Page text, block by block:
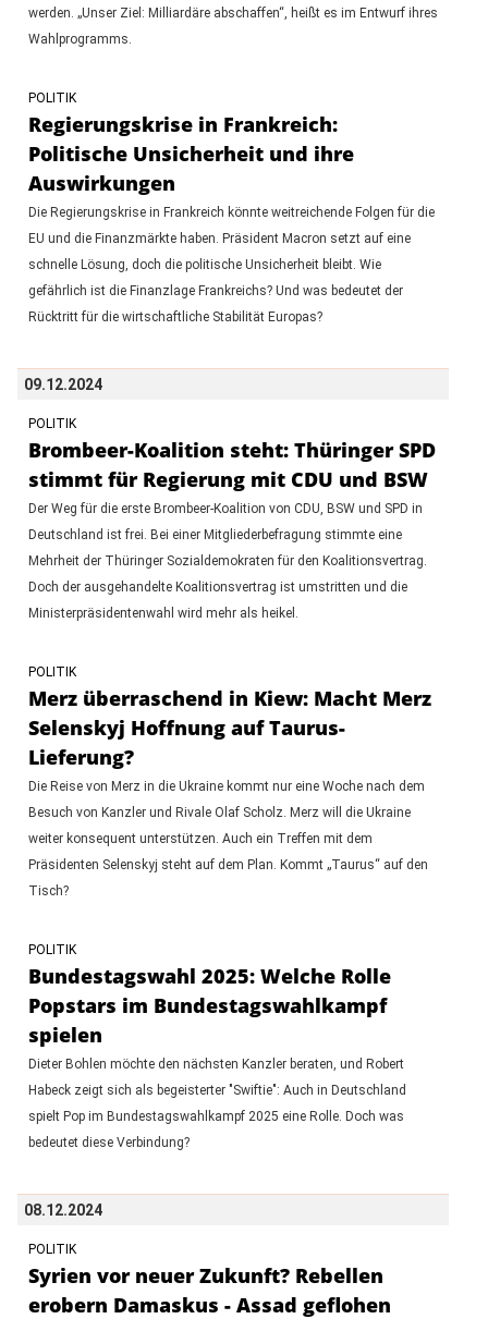
werden. „Unser Ziel: Milliardäre abschaffen“, heißt es im Entwurf ihres
Wahlprogramms.
POLITIK
Regierungskrise in Frankreich:
Politische Unsicherheit und ihre
Auswirkungen
Die Regierungskrise in Frankreich könnte weitreichende Folgen für die
EU und die Finanzmärkte haben. Präsident Macron setzt auf eine
schnelle Lösung, doch die politische Unsicherheit bleibt. Wie
gefährlich ist die Finanzlage Frankreichs? Und was bedeutet der
Rücktritt für die wirtschaftliche Stabilität Europas?
09.12.2024
POLITIK
Brombeer-Koalition steht: Thüringer SPD
stimmt für Regierung mit CDU und BSW
Der Weg für die erste Brombeer-Koalition von CDU, BSW und SPD in
Deutschland ist frei. Bei einer Mitgliederbefragung stimmte eine
Mehrheit der Thüringer Sozialdemokraten für den Koalitionsvertrag.
Doch der ausgehandelte Koalitionsvertrag ist umstritten und die
Ministerpräsidentenwahl wird mehr als heikel.
POLITIK
Merz überraschend in Kiew: Macht Merz
Selenskyj Hoffnung auf Taurus-
Lieferung?
Die Reise von Merz in die Ukraine kommt nur eine Woche nach dem
Besuch von Kanzler und Rivale Olaf Scholz. Merz will die Ukraine
weiter konsequent unterstützen. Auch ein Treffen mit dem
Präsidenten Selenskyj steht auf dem Plan. Kommt „Taurus“ auf den
Tisch?
POLITIK
Bundestagswahl 2025: Welche Rolle
Popstars im Bundestagswahlkampf
spielen
Dieter Bohlen möchte den nächsten Kanzler beraten, und Robert
Habeck zeigt sich als begeisterter "Swiftie": Auch in Deutschland
spielt Pop im Bundestagswahlkampf 2025 eine Rolle. Doch was
bedeutet diese Verbindung?
08.12.2024
POLITIK
Syrien vor neuer Zukunft? Rebellen
erobern Damaskus - Assad geflohen